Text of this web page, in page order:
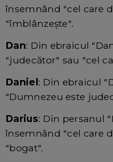
însemnând "cel care
"îmblânzește".
Dan: Din ebraicul
"judecător" sau "cel
Daniel: Din ebraicul
"Dumnezeu este
Darius: Din persanul
însemnând "cel care
"bogat".